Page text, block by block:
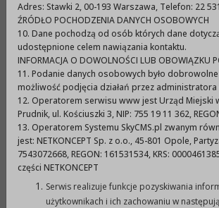
Celem konkursu jest zlecenie
podmiotowi zadania publicznego
Prudnikw dziedzinie
gwarantującego w szczególności
gminy Prudnik w skali województwa i
osiągnięcia sportowe w tym :
1. „Promocja Gminy poprzez sport dla
zespołowych na poziomie minimum II
2. „Promocja Gminy poprzez sport dla
uprawiających sporty walki i gry
poziomie krajowym i
Adres: Stawki 2, 00-193 Warszawa, Telefon: 22
ŹRÓDŁO POCHODZENIA DANYCH OSOBOWYCH
10. Dane pochodzą od osób których dane
udostępnione celem nawiązania kontaktu.
INFORMACJA O DOWOLNOŚCI LUB OBOWIĄZKU
11. Podanie danych osobowych było
możliwość podjęcia działań przez administratora
12. Operatorem serwisu www jest Urząd Miejski
Prudnik, ul. Kościuszki 3, NIP: 755 19 11 362,
13. Operatorem Systemu SkyCMS.pl zwanym
jest: NETKONCEPT Sp. z o.o., 45-801 Opole,
7543072668, REGON: 161531534, KRS:
części NETKONCEPT
Serwis realizuje funkcje pozyskiwania
użytkownikach i ich zachowaniu w